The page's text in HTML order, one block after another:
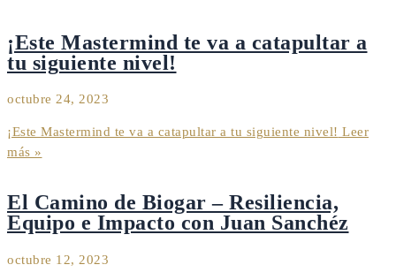
¡Este Mastermind te va a catapultar a
tu siguiente nivel!
octubre 24, 2023
¡Este Mastermind te va a catapultar a tu siguiente nivel! Leer
más »
El Camino de Biogar – Resiliencia,
Equipo e Impacto con Juan Sanchéz
octubre 12, 2023